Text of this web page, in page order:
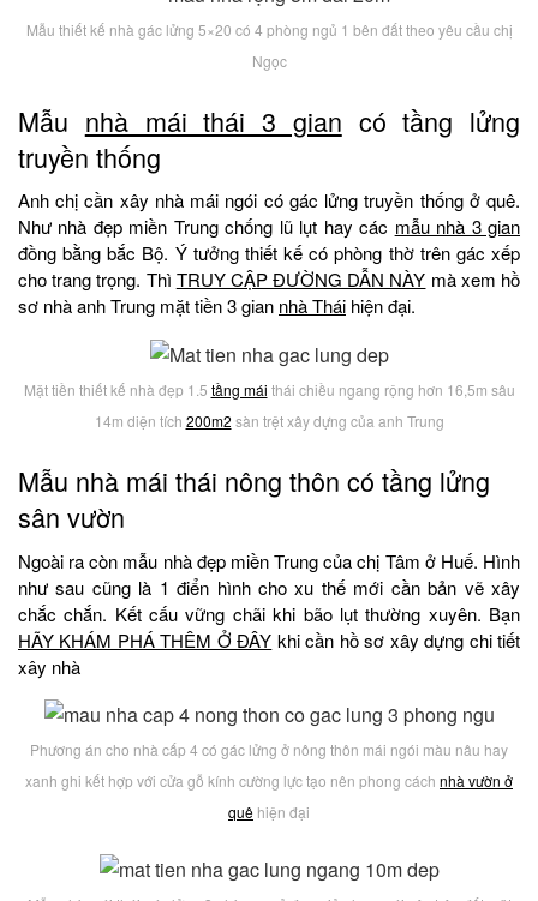
Mẫu thiết kế nhà gác lửng 5×20 có 4 phòng ngủ 1 bên đất theo yêu cầu chị
Ngọc
Mẫu nhà mái thái 3 gian có tầng lửng
truyền thống
Anh chị cần xây nhà mái ngói có gác lửng truyền thống ở quê.
Như nhà đẹp miền Trung chống lũ lụt hay các mẫu nhà 3 gian
đồng bằng bắc Bộ. Ý tưởng thiết kế có phòng thờ trên gác xếp
cho trang trọng. Thì TRUY CẬP ĐƯỜNG DẪN NÀY mà xem hồ
sơ nhà anh Trung mặt tiền 3 gian nhà Thái hiện đại.
Mặt tiền thiết kế nhà đẹp 1.5 tầng mái thái chiều ngang rộng hơn 16,5m sâu
14m diện tích 200m2 sàn trệt xây dựng của anh Trung
Mẫu nhà mái thái nông thôn có tầng lửng
sân vườn
Ngoài ra còn mẫu nhà đẹp miền Trung của chị Tâm ở Huế. Hình
như sau cũng là 1 điển hình cho xu thế mới cần bản vẽ xây
chắc chắn. Kết cấu vững chãi khi bão lụt thường xuyên. Bạn
HÃY KHÁM PHÁ THÊM Ở ĐÂY khi cần hồ sơ xây dựng chi tiết
xây nhà
Phương án cho nhà cấp 4 có gác lửng ở nông thôn mái ngói màu nâu hay
xanh ghi kết hợp với cửa gỗ kính cường lực tạo nên phong cách nhà vườn ở
quê hiện đại